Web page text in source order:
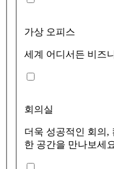
가상 오피스
세계 어디서든 비즈
회의실
더욱 성공적인 회의,
한 공간을 만나보세